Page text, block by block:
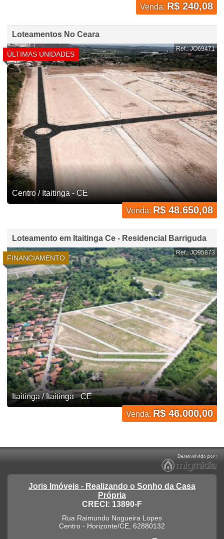
Venda: R$ 240,08
Loteamentos No Ceara
ÚLTIMAS UNIDADES
Ref.: JO69471
Centro / Itaitinga - CE
Venda: R$ 48.650,08
Loteamento em Itaitinga Ce - Residencial Barriguda
FINANCIAMENTO
Ref.: JO95873
Itaitinga / Itaitinga - CE
Venda: R$ 46.000,00
Joris Imóveis - Realizando o Sonho da Casa
Própria
CRECI: 13890-F
Rua Raimundo Nogueira Lopes
Centro - Horizonte/CE 62880132